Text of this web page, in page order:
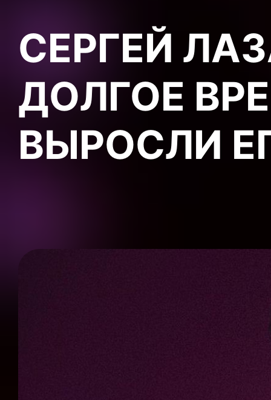
СЕРГЕЙ
ДОЛГОЕ
ВЫРОСЛИ